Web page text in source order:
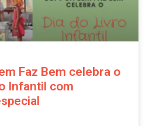
Faz Bem celebra o
Infantil com